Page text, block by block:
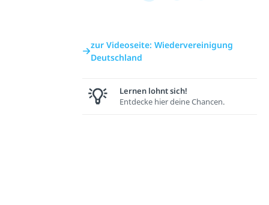
zur Videoseite: Wiedervereinigung
Deutschland
Lernen lohnt sich!
Entdecke hier deine Chancen.